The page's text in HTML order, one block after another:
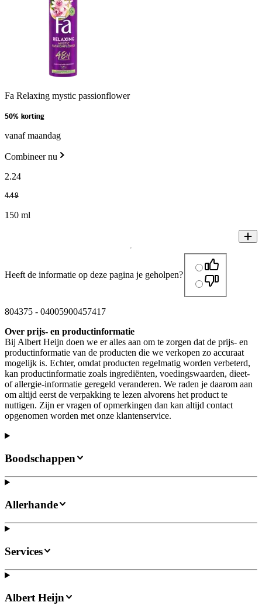
Fa Relaxing mystic passionflower
50% korting
vanaf maandag
Combineer nu
2.24
4.49
150 ml
Heeft de informatie op deze pagina je geholpen?
804375 - 04005900457417
Over prijs- en productinformatie
Bij Albert Heijn doen we er alles aan om te zorgen dat de prijs- en
productinformatie van de producten die we verkopen zo accuraat
mogelijk is. Echter, omdat producten regelmatig worden verbeterd,
kan productinformatie zoals ingrediënten, voedingswaarden, dieet-
of allergie-informatie geregeld veranderen. We raden je daarom aan
om altijd eerst de verpakking te lezen alvorens het product te
nuttigen. Zijn er vragen of opmerkingen dan kan altijd contact
opgenomen worden met onze klantenservice.
Boodschappen
Allerhande
Services
Albert Heijn